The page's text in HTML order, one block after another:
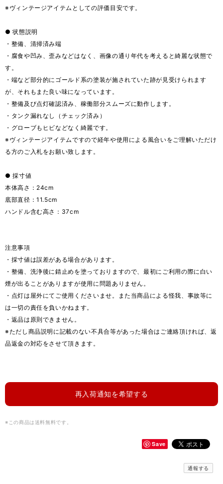
※ヴィンテージアイテムとしての評価目安です。
● 状態説明
・整備、清掃済み端
・腐食や凹み、歪みなどはなく、画像の通り年代を考えると綺麗な状態で
す。
・端など部分的にゴールド系の塗装が施されていた跡が見受けられます
が、それもまた良い味になっています。
・整備及び点灯確認済み、稼働部分スムーズに動作します。
・タンク漏れなし（チェック済み）
・グローブもヒビなどなく綺麗です。
※ヴィンテージアイテムですので経年や使用による風合いをご理解いただけ
る方のご入札をお願い致します。
● 採寸値
本体高さ：24cm
底部直径：11.5cm
ハンドル含む高さ：37cm
注意事項
・採寸値は誤差がある場合があります。
・整備、洗浄後に錆止めを塗っておりますので、最初にご利用の際に白い
煙が出ることがありますが使用に問題ありません。
・点灯は屋外にてご使用くださいませ。また当商品による怪我、事故等に
は一切の責任を負いかねます。
・返品は原則できません。
※ただし商品説明に記載のない不具合等があった場合はご連絡頂ければ、返
品返金の対応をさせて頂きます。
再入荷通知を希望する
※この商品は 送料無料です。
Save
通報する